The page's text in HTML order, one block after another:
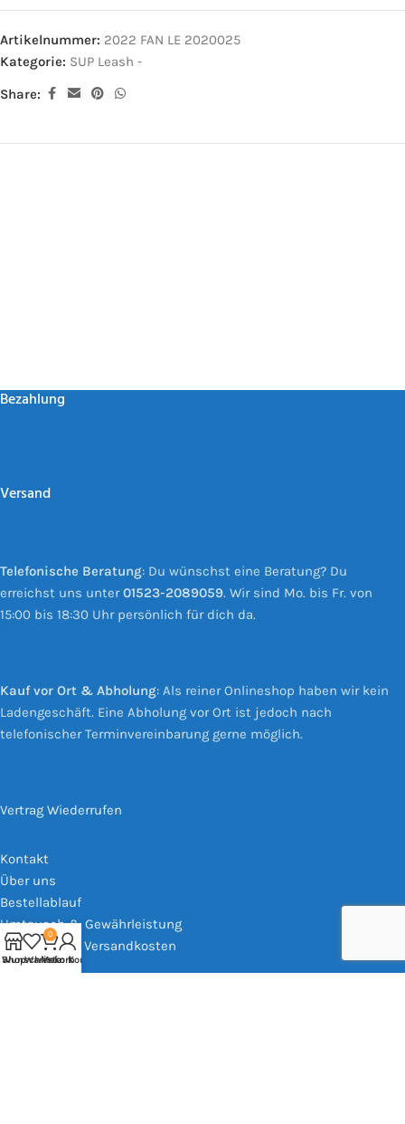
Artikelnummer: 2022 FAN LE 2020025
Kategorie: SUP Leash -
Share:
Bezahlung
Versand
Telefonische Beratung: Du wünschst eine Beratung? Du
erreichst uns unter01523-2089059. Wir sind Mo. bis Fr. von
15:00 bis 18:30 Uhr persönlich für dich da.
Kauf vor Ort & Abholung: Als reiner Onlineshop haben wir kein
Ladengeschäft. Eine Abholung vor Ort ist jedoch nach
telefonischer Terminvereinbarung gerne möglich.
Vertrag Wiederrufen
Kontakt
Über uns
Bestellablauf
Umtausch & Gewährleistung
Bezahlung & Versandkosten
Shop
Wunschliste
0
Warenkorb
Mein Konto